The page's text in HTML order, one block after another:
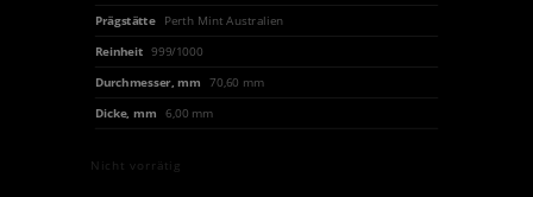
Prägstätte
Perth Mint Australien
Reinheit 999/1000
Durchmesser, mm
70,60 mm
Dicke, mm
6,00 mm
Nicht vorrätig